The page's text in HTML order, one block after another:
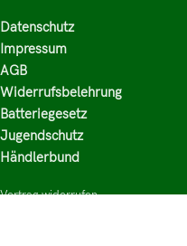
Datenschutz
Impressum
AGB
Widerrufsbelehrung
Batteriegesetz
Jugendschutz
Händlerbund
Vertrag widerrufen